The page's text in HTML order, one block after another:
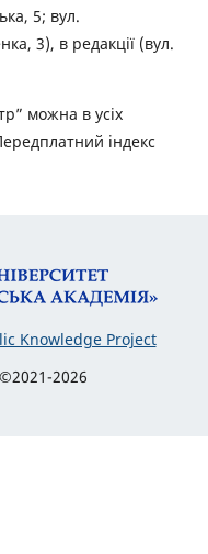
5; вул.
3), в редакції (вул.
можна в усіх
індекс
Knowledge Project
2026